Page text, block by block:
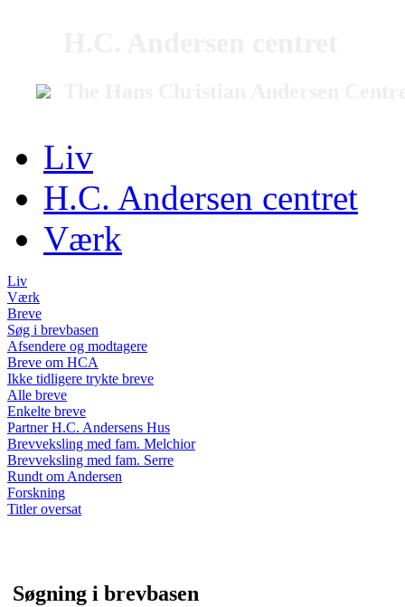
Liv
H.C. Andersen centret
Værk
Liv
Værk
Breve
Søg i brevbasen
Afsendere og modtagere
Breve om HCA
Ikke tidligere trykte breve
Alle breve
Enkelte breve
Partner H.C. Andersens Hus
Brevveksling med fam. Melchior
Brevveksling med fam. Serre
Rundt om Andersen
Forskning
Titler oversat
Søgning i brevbasen